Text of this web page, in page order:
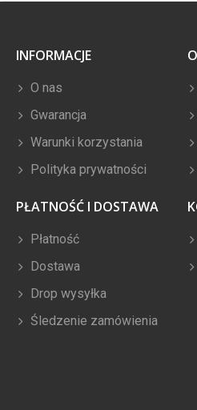
INFORMACJE
O nas
Gwarancja
Warunki korzystania
Polityka prywatności
PŁATNOŚĆ I DOSTAWA
Płatność
Dostawa
Drop wysyłka
Śledzenie zamówienia